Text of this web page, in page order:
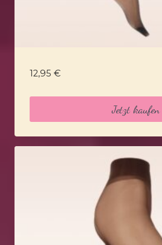
12,95 €
Jetzt kaufen